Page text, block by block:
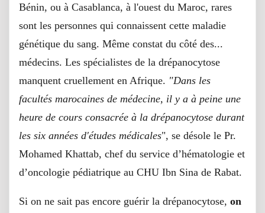
Bénin, ou à Casablanca, à l'ouest du Maroc, rares
sont les personnes qui connaissent cette maladie
génétique du sang. Même constat du côté des...
médecins. Les spécialistes de la drépanocytose
manquent cruellement en Afrique. "Dans les
facultés marocaines de médecine, il y a à peine une
heure de cours consacrée à la drépanocytose durant
les six années d'études médicales", se désole le Pr.
Mohamed Khattab, chef du service d’hématologie et
d’oncologie pédiatrique au CHU Ibn Sina de Rabat.
Si on ne sait pas encore guérir la drépanocytose, on